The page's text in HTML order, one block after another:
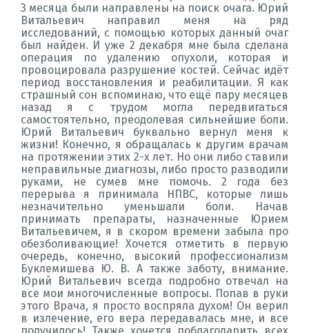
3 месяца были направлены на поиск очага. Юрий
Витальевич направил меня на ряд
исследований, с помощью которых данный очаг
был найден. И уже 2 декабря мне была сделана
операция по удалению опухоли, которая и
провоцировала разрушение костей. Сейчас идёт
период восстановления и реабилитации. Я как
страшный сон вспоминаю, что ещё пару месяцев
назад я с трудом могла передвигаться
самостоятельно, преодолевая сильнейшие боли.
Юрий Витальевич буквально вернул меня к
жизни! Конечно, я обращалась к другим врачам
на протяжении этих 2-х лет. Но они либо ставили
неправильные диагнозы, либо просто разводили
руками, не сумев мне помочь. 2 года без
перерыва я принимала НПВС, которые лишь
незначительно уменьшали боли. Начав
принимать препараты, назначенные Юрием
Витальевичем, я в скором времени забыла про
обезболивающие! Хочется отметить в первую
очередь, конечно, высокий профессионализм
Буклемишева Ю. В. А также заботу, внимание.
Юрий Витальевич всегда подробно отвечал на
все мои многочисленные вопросы. Попав в руки
этого Врача, я просто воспряла духом! Он верил
в излечение, его вера передавалась мне, и все